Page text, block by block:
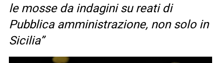
le mosse da indagini su reati di
Pubblica amministrazione, non solo in
Sicilia”